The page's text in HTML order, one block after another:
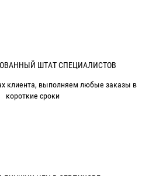
ШТАТ СПЕЦИАЛИСТОВ
клиента, выполняем любые заказы в
короткие сроки